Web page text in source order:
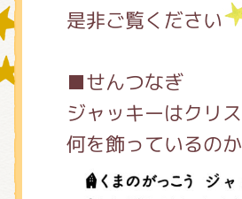
是非ご覧ください
■せんつなぎ
ジャッキーはクリ
何を飾っているの
チア ジャッキー